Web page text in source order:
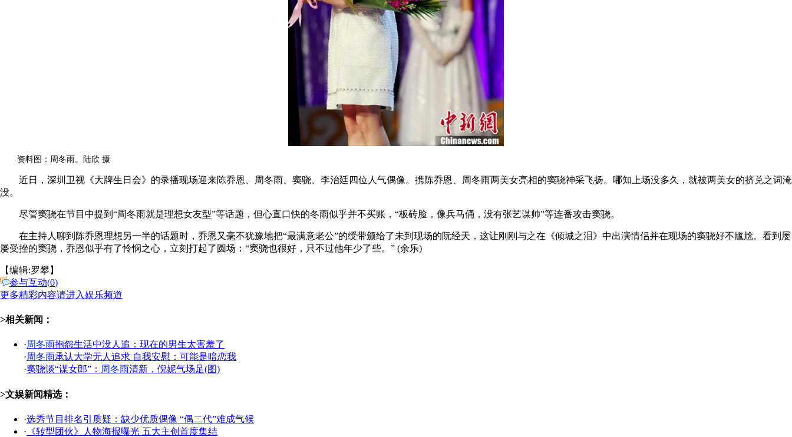
资料图：周冬雨。陆欣 摄
近日，深圳卫视《大牌生日会》的录播现场迎来陈乔恩、周冬雨、窦骁、李治廷四位人气偶像。携陈乔恩、周冬雨两美女亮相的窦骁神采飞扬。哪知上场没多久，就被两美女的挤兑之词淹
没。
尽管窦骁在节目中提到“周冬雨就是理想女友型”等话题，但心直口快的冬雨似乎并不买账，“板砖脸，像兵马俑，没有张艺谋帅”等连番攻击窦骁。
在主持人聊到陈乔恩理想另一半的话题时，乔恩又毫不犹豫地把“最满意老公”的绶带颁给了未到现场的阮经天，这让刚刚与之在《倾城之泪》中出演情侣并在现场的窦骁好不尴尬。看到屡
屡受挫的窦骁，乔恩似乎有了怜悯之心，立刻打起了圆场：“窦骁也很好，只不过他年少了些。” (余乐)
【编辑:罗攀】
参与互动(0)
更多精彩内容请进入娱乐频道
>相关新闻：
·周冬雨抱怨生活中没人追：现在的男生太害羞了
·周冬雨承认大学无人追求 自我安慰：可能是暗恋我
·窦骁谈“谋女郎”： 周冬雨清新，倪妮气场足(图)
>文娱新闻精选：
·选秀节目排名引质疑：缺少优质偶像 “偶二代”难成气候
· 《转型团伙》人物海报曝光 五大主创首度集结